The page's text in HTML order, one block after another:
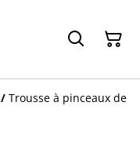
/ Trousse à pinceaux de